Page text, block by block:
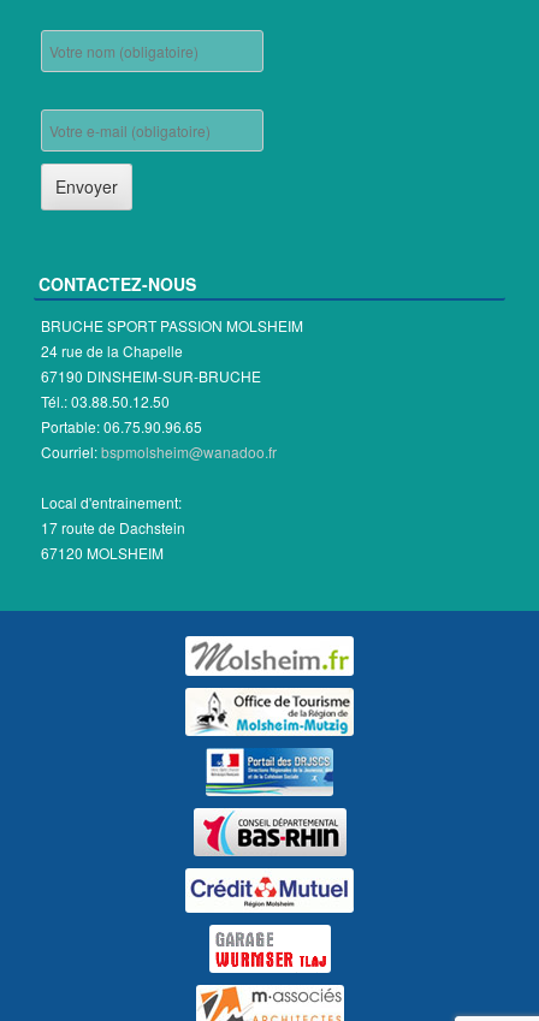
CONTACTEZ-NOUS
BRUCHE SPORT PASSION MOLSHEIM
24 rue de la Chapelle
67190 DINSHEIM-SUR-BRUCHE
Tél.: 03.88.50.12.50
Portable: 06.75.90.96.65
Courriel:bspmolsheim@wanadoo.fr
Local d'entrainement:
17 route de Dachstein
67120 MOLSHEIM